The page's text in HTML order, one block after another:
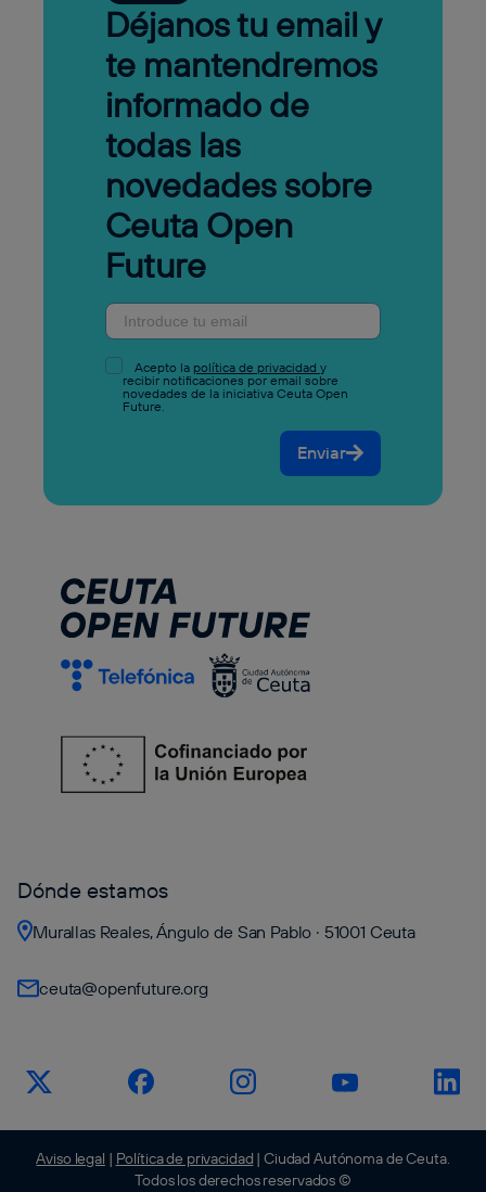
Déjanos tu email y
te mantendremos
informado de
todas las
novedades sobre
Ceuta Open
Future
Acepto la política de privacidad y
recibir notificaciones por email sobre
novedades de la iniciativa Ceuta Open
Future.
Enviar
Dónde estamos
Murallas Reales, Ángulo de San Pablo · 51001 Ceuta
ceuta@openfuture.org
Aviso legal | Política de privacidad | Ciudad Autónoma de Ceuta.
Todos los derechos reservados ©